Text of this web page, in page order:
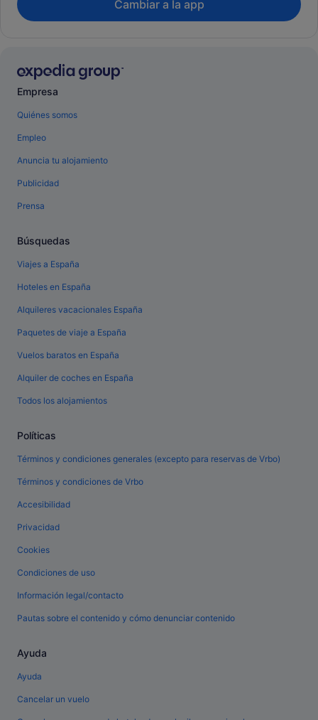
Cambiar a la app
Empresa
Quiénes somos
Empleo
Anuncia tu alojamiento
Publicidad
Prensa
Búsquedas
Viajes a España
Hoteles en España
Alquileres vacacionales España
Paquetes de viaje a España
Vuelos baratos en España
Alquiler de coches en España
Todos los alojamientos
Políticas
Términos y condiciones generales (excepto para reservas de Vrbo)
Términos y condiciones de Vrbo
Accesibilidad
Privacidad
Cookies
Condiciones de uso
Información legal/contacto
Pautas sobre el contenido y cómo denunciar contenido
Ayuda
Ayuda
Cancelar un vuelo